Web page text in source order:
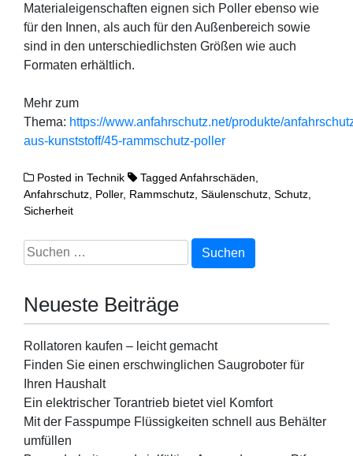
Materialeigenschaften eignen sich Poller ebenso wie
für den Innen, als auch für den Außenbereich sowie
sind in den unterschiedlichsten Größen wie auch
Formaten erhältlich.
Mehr zum
Thema: https://www.anfahrschutz.net/produkte/
aus-kunststoff/45-rammschutz-poller
Posted in Technik TaggedAnfahrschäden
Anfahrschutz Poller, Rammschutz Säulenschutz Schutz
Sicherheit
Suchen
nach:
Neueste Beiträge
Rollatoren kaufen – leicht gemacht
Finden Sie einen erschwinglichen Saugroboter für
Ihren Haushalt
Ein elektrischer Torantrieb bietet viel Komfort
Mit der Fasspumpe Flüssigkeiten schnell aus Behälter
umfüllen